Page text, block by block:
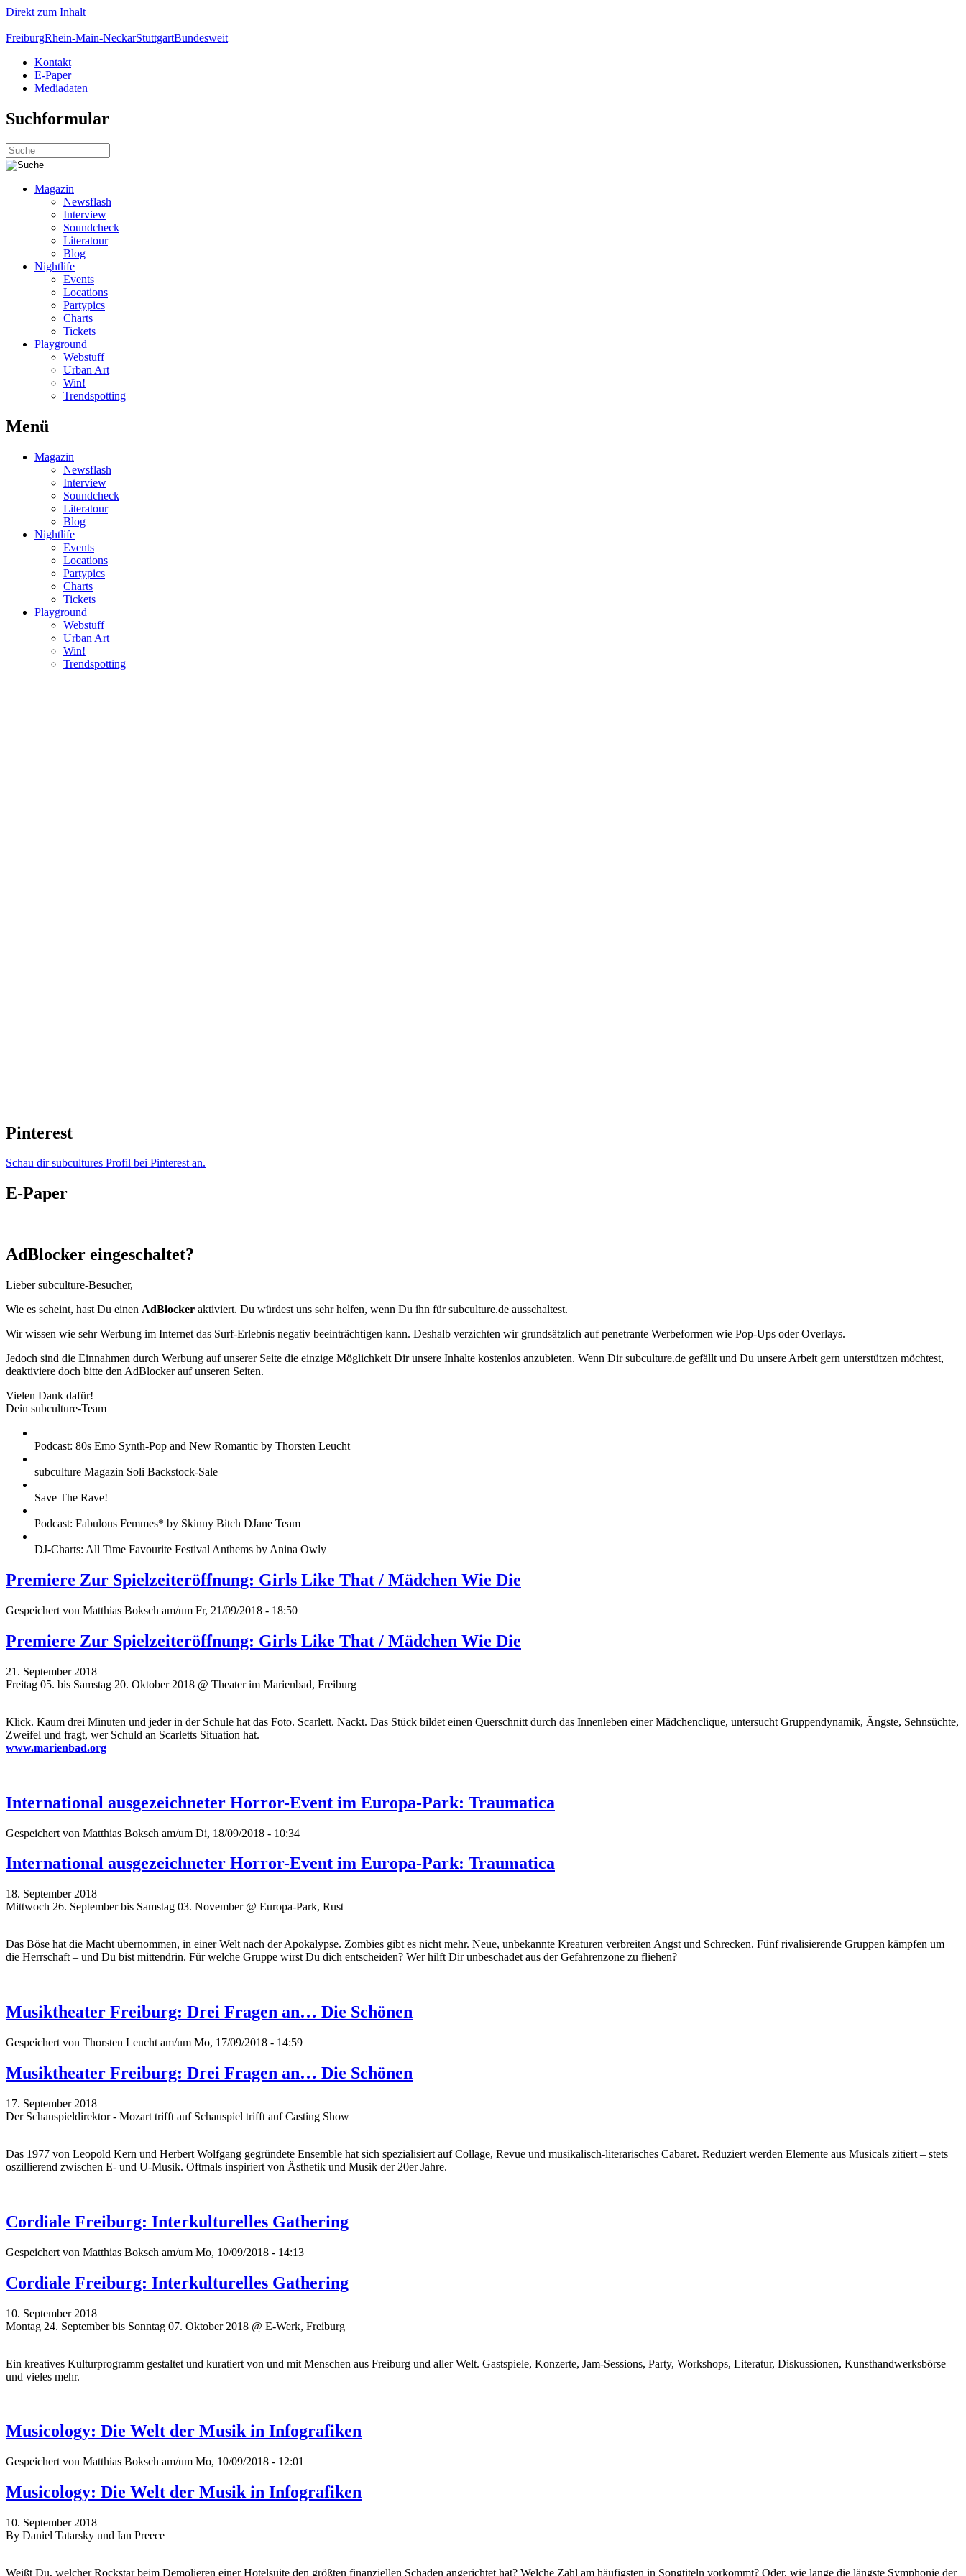
Direkt zum Inhalt
FreiburgRhein-Main-NeckarStuttgartBundesweit
Kontakt
E-Paper
Mediadaten
Suchformular
Magazin
Newsflash
Interview
Soundcheck
Literatour
Blog
Nightlife
Events
Locations
Partypics
Charts
Tickets
Playground
Webstuff
Urban Art
Win!
Trendspotting
Menü
Magazin
Newsflash
Interview
Soundcheck
Literatour
Blog
Nightlife
Events
Locations
Partypics
Charts
Tickets
Playground
Webstuff
Urban Art
Win!
Trendspotting
Pinterest
Schau dir subcultures Profil bei Pinterest an.
E-Paper
AdBlocker eingeschaltet?
Lieber subculture-Besucher,
Wie es scheint, hast Du einen AdBlocker aktiviert. Du würdest uns sehr helfen, wenn Du ihn für subculture.de ausschaltest.
Wir wissen wie sehr Werbung im Internet das Surf-Erlebnis negativ beeinträchtigen kann. Deshalb verzichten wir grundsätzlich auf penetrante Werbeformen wie Pop-Ups oder Overlays.
Jedoch sind die Einnahmen durch Werbung auf unserer Seite die einzige Möglichkeit Dir unsere Inhalte kostenlos anzubieten. Wenn Dir subculture.de gefällt und Du unsere Arbeit gern unterstützen möchtest,
deaktiviere doch bitte den AdBlocker auf unseren Seiten.
Vielen Dank dafür!
Dein subculture-Team
Podcast: 80s Emo Synth-Pop and New Romantic by Thorsten Leucht
subculture Magazin Soli Backstock-Sale
Save The Rave!
Podcast: Fabulous Femmes* by Skinny Bitch DJane Team
DJ-Charts: All Time Favourite Festival Anthems by Anina Owly
Premiere Zur Spielzeiteröffnung: Girls Like That / Mädchen Wie Die
Gespeichert von Matthias Boksch am/um Fr, 21/09/2018 - 18:50
Premiere Zur Spielzeiteröffnung: Girls Like That / Mädchen Wie Die
21. September 2018
Freitag 05. bis Samstag 20. Oktober 2018 @ Theater im Marienbad, Freiburg
Klick. Kaum drei Minuten und jeder in der Schule hat das Foto. Scarlett. Nackt. Das Stück bildet einen Querschnitt durch das Innenleben einer Mädchenclique, untersucht Gruppendynamik, Ängste, Sehnsüchte,
Zweifel und fragt, wer Schuld an Scarletts Situation hat.
www.marienbad.org
International ausgezeichneter Horror-Event im Europa-Park: Traumatica
Gespeichert von Matthias Boksch am/um Di, 18/09/2018 - 10:34
International ausgezeichneter Horror-Event im Europa-Park: Traumatica
18. September 2018
Mittwoch 26. September bis Samstag 03. November @ Europa-Park, Rust
Das Böse hat die Macht übernommen, in einer Welt nach der Apokalypse. Zombies gibt es nicht mehr. Neue, unbekannte Kreaturen verbreiten Angst und Schrecken. Fünf rivalisierende Gruppen kämpfen um
die Herrschaft – und Du bist mittendrin. Für welche Gruppe wirst Du dich entscheiden? Wer hilft Dir unbeschadet aus der Gefahrenzone zu fliehen?
Musiktheater Freiburg: Drei Fragen an… Die Schönen
Gespeichert von Thorsten Leucht am/um Mo, 17/09/2018 - 14:59
Musiktheater Freiburg: Drei Fragen an… Die Schönen
17. September 2018
Der Schauspieldirektor - Mozart trifft auf Schauspiel trifft auf Casting Show
Das 1977 von Leopold Kern und Herbert Wolfgang gegründete Ensemble hat sich spezialisiert auf Collage, Revue und musikalisch-literarisches Cabaret. Reduziert werden Elemente aus Musicals zitiert – stets
oszillierend zwischen E- und U-Musik. Oftmals inspiriert von Ästhetik und Musik der 20er Jahre.
Cordiale Freiburg: Interkulturelles Gathering
Gespeichert von Matthias Boksch am/um Mo, 10/09/2018 - 14:13
Cordiale Freiburg: Interkulturelles Gathering
10. September 2018
Montag 24. September bis Sonntag 07. Oktober 2018 @ E-Werk, Freiburg
Ein kreatives Kulturprogramm gestaltet und kuratiert von und mit Menschen aus Freiburg und aller Welt. Gastspiele, Konzerte, Jam-Sessions, Party, Workshops, Literatur, Diskussionen, Kunsthandwerksbörse
und vieles mehr.
Musicology: Die Welt der Musik in Infografiken
Gespeichert von Matthias Boksch am/um Mo, 10/09/2018 - 12:01
Musicology: Die Welt der Musik in Infografiken
10. September 2018
By Daniel Tatarsky und Ian Preece
Weißt Du, welcher Rockstar beim Demolieren einer Hotelsuite den größten finanziellen Schaden angerichtet hat? Welche Zahl am häufigsten in Songtiteln vorkommt? Oder, wie lange die längste Symphonie der